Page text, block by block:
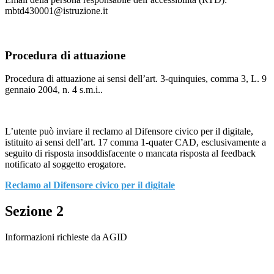
mbtd430001@istruzione.it
Procedura di attuazione
Procedura di attuazione ai sensi dell’art. 3-quinquies, comma 3, L. 9
gennaio 2004, n. 4 s.m.i..
L’utente può inviare il reclamo al Difensore civico per il digitale,
istituito ai sensi dell’art. 17 comma 1-quater CAD, esclusivamente a
seguito di risposta insoddisfacente o mancata risposta al feedback
notificato al soggetto erogatore.
Reclamo al Difensore civico per il digitale
Sezione 2
Informazioni richieste da AGID